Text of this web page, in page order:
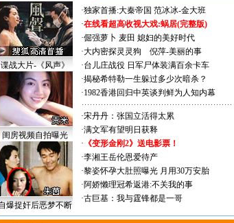
谍战大片-《风声》
闺房视频自拍曝光
爆捉奸后恶梦不断
·独家首播:大秦帝国 范冰冰-金大班
·在线看超高收视大戏:蜗居(完整版)
·倔强萝卜 麦田 媳妇的美好时代
·大内密探灵灵狗
倪萍-美丽的事
·台儿庄战役 日军尸体装满百余卡车
·揭秘希特勒一生躲过多少次暗杀？
·1982香港回归中英谈判鲜为人知内幕
·宋丹丹：张国立活得太累
·满文军有望明日获释
· 《变形金刚2》送电影票！
·李湘王岳伦恩爱待产
·黎姿怀孕大肚照曝光 月用30万安胎
·阿娇懒理冠希返港:不关我的事
·古巨基：我与霆锋都是一哥